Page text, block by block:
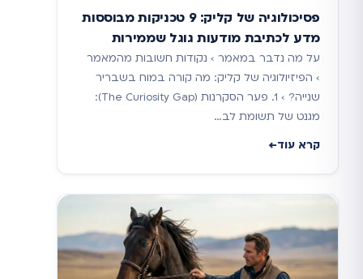
פסיכולוגיה של קליק: 9 טכניקות מבוססות
מדע לכתיבת מודעות גוגל שממירות
על מה נדבר במאמר › נקודות חשובות מהמאמר
› הפיזיולוגיה של קליק: מה קורה במוח בשבריר
שנייה? › 1. פער הסקרנות (The Curiosity Gap):
מגנט של תשומת לב…
קרא עוד